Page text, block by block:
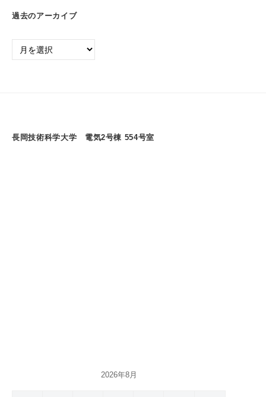
過去のアーカイブ
過
ブ
長岡技術科学大学 電気2号棟 554号室
2026年8月